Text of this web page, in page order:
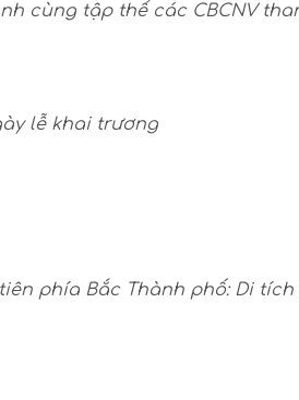
cùng tập thể các CBCNV
lễ khai trương
phía Bắc Thành phố: Di